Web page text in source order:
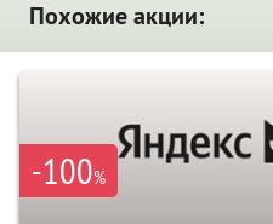
Похожие акции:
-100%